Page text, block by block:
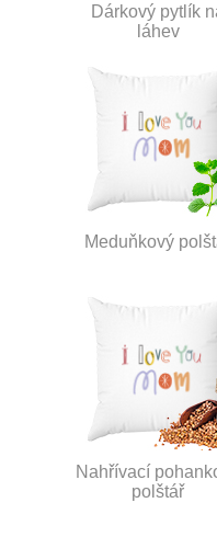
Dárkový pytlík
láhev
Meduňkový
Nahřívací
polštář